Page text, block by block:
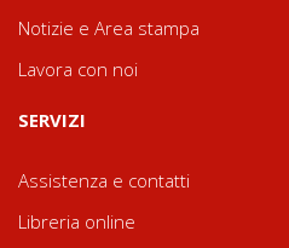
Notizie e Area stampa
Lavora con noi
SERVIZI
Assistenza e contatti
Libreria online